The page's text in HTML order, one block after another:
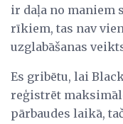
ir daļa no maniem
rīkiem, tas nav
uzglabāšanas
Es gribētu, lai
reģistrēt
pārbaudes laikā,